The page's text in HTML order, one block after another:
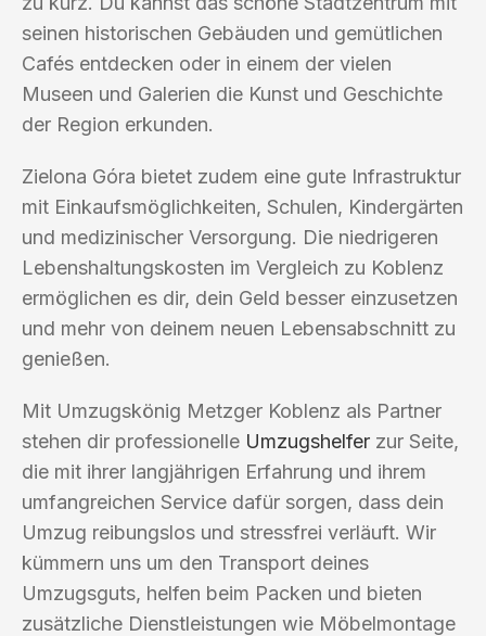
seinen historischen Gebäuden und gemütlichen
Cafés entdecken oder in einem der vielen
Museen und Galerien die Kunst und Geschichte
der Region erkunden.
Zielona Góra bietet zudem eine gute Infrastruktur
mit Einkaufsmöglichkeiten, Schulen, Kindergärten
und medizinischer Versorgung. Die niedrigeren
Lebenshaltungskosten im Vergleich zu Koblenz
ermöglichen es dir, dein Geld besser einzusetzen
und mehr von deinem neuen Lebensabschnitt zu
genießen.
Mit Umzugskönig Metzger Koblenz als Partner
stehen dir professionelle Umzugshelfer zur Seite,
die mit ihrer langjährigen Erfahrung und ihrem
umfangreichen Service dafür sorgen, dass dein
Umzug reibungslos und stressfrei verläuft. Wir
kümmern uns um den Transport deines
Umzugsguts, helfen beim Packen und bieten
zusätzliche Dienstleistungen wie Möbelmontage